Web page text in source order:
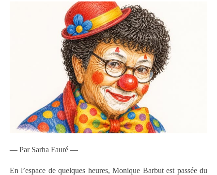
— Par Sarha Fauré —
En l’espace de quelques heures, Monique Barbut est passée du